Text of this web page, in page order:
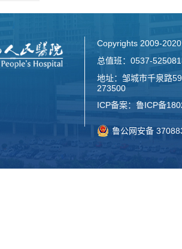
Copyrights 2009-
总值班：0537-
地址：邹城市千泉路
273500
ICP备案： 鲁ICP备
鲁公网安备